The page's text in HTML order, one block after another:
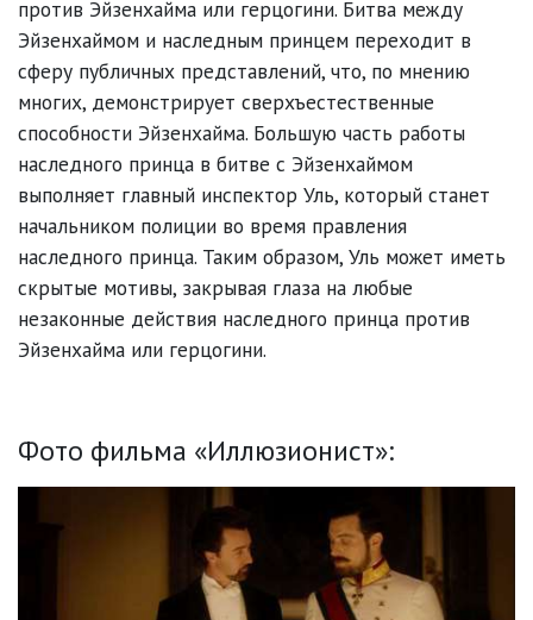
против Эйзенхайма или герцогини. Битва между
Эйзенхаймом и наследным принцем переходит в
сферу публичных представлений, что, по мнению
многих, демонстрирует сверхъестественные
способности Эйзенхайма. Большую часть работы
наследного принца в битве с Эйзенхаймом
выполняет главный инспектор Уль, который станет
начальником полиции во время правления
наследного принца. Таким образом, Уль может иметь
скрытые мотивы, закрывая глаза на любые
незаконные действия наследного принца против
Эйзенхайма или герцогини.
Фото фильма «Иллюзионист»: